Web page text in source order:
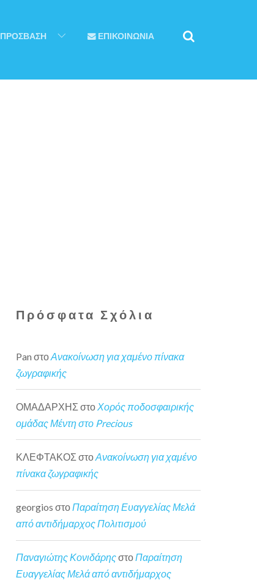
ΠΡΟΣΒΑΣΗ ΕΠΙΚΟΙΝΩΝΙΑ
Πρόσφατα Σχόλια
Pan στοΑνακοίνωση για χαμένο πίνακα
ζωγραφικής
ΟΜΑΔΑΡΧΗΣ στο Χορός ποδοσφαιρικής
ομάδας Μέντη στο Precious
ΚΛΕΦΤΑΚΟΣ στοΑνακοίνωση για χαμένο
πίνακα ζωγραφικής
georgios στοΠαραίτηση Ευαγγελίας Μελά
από αντιδήμαρχος Πολιτισμού
Παναγιώτης ΚονιδάρηςστοΠαραίτηση
Ευαγγελίας Μελά από αντιδήμαρχος